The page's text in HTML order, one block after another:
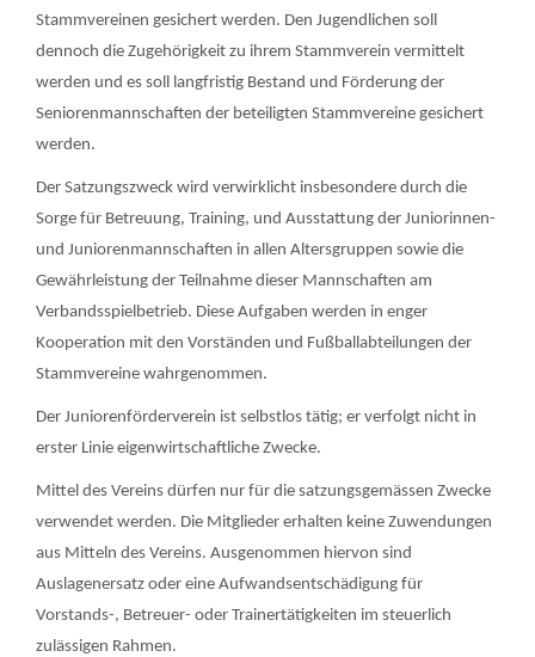
Stammvereinen gesichert werden. Den Jugendlichen soll
dennoch die Zugehörigkeit zu ihrem Stammverein vermittelt
werden und es soll langfristig Bestand und Förderung der
Seniorenmannschaften der beteiligten Stammvereine gesichert
werden.
Der Satzungszweck wird verwirklicht insbesondere durch die
Sorge für Betreuung, Training, und Ausstattung der Juniorinnen-
und Juniorenmannschaften in allen Altersgruppen sowie die
Gewährleistung der Teilnahme dieser Mannschaften am
Verbandsspielbetrieb. Diese Aufgaben werden in enger
Kooperation mit den Vorständen und Fußballabteilungen der
Stammvereine wahrgenommen.
Der Juniorenförderverein ist selbstlos tätig; er verfolgt nicht in
erster Linie eigenwirtschaftliche Zwecke.
Mittel des Vereins dürfen nur für die satzungsgemässen Zwecke
verwendet werden. Die Mitglieder erhalten keine Zuwendungen
aus Mitteln des Vereins. Ausgenommen hiervon sind
Auslagenersatz oder eine Aufwandsentschädigung für
Vorstands-, Betreuer- oder Trainertätigkeiten im steuerlich
zulässigen Rahmen.